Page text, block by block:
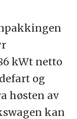
kWt netto
og
høsten av
kan